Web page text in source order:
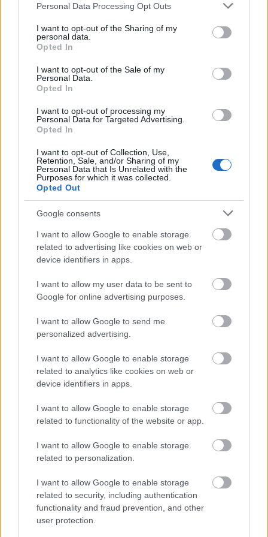
Please note that this website/app uses one or more Google
not limited to your visit or usage behaviour. You may click to
grant or deny consent to Google and its third-party tags to
use your data for below specified purposes in below Google
consent section.
Personal Data Processing Opt Outs
I want to opt-out of the Sharing of my
personal data.
Opted In
I want to opt-out of the Sale of my
Personal Data.
Opted In
I want to opt-out of processing my
Personal Data for Targeted Advertising.
Opted In
I want to opt-out of Collection, Use,
Retention, Sale, and/or Sharing of my
Personal Data that Is Unrelated with the
Purposes for which it was collected.
Opted Out
Google consents
I want to allow Google to enable storage
related to advertising like cookies on web or
device identifiers in apps.
I want to allow my user data to be sent to
Google for online advertising purposes.
I want to allow Google to send me
personalized advertising.
I want to allow Google to enable storage
related to analytics like cookies on web or
device identifiers in apps.
I want to allow Google to enable storage
related to functionality of the website or app.
I want to allow Google to enable storage
related to personalization.
I want to allow Google to enable storage
related to security, including authentication
functionality and fraud prevention, and other
user protection.
De az MSZP se lustult:
Az legújabb lebukott diplomacsaló a Simon nevü
bünöző helyett indított Kunhalmi Ágnes elvtársnő.
Hajráemeszpé!
Gyorgy Nagy
12 éve
Mi az.A CÖF nek elfogyott a pénze hogy EU -s
pénzböl kampányolnak? Ja szombaton a
békemeneteseknek ki kell fizetni a felvonulásra a
2500 ft .
jobbdemokrata
12 éve
: jajaja...2500 a Békemenetelőknek,
persze...És azt hallottad, hogy a ballibek 4000e-t
fizetnek, és még így is kevesebben lesznek? Ráadásul
megzsarolják azokat, akik nem mennek az Opera elé,
azzal, hogy ezentúl őket is nácinak és fasisztának
titulálják? :D
seol
12 éve
@jobbdemokrata:
Négymilliót összesen? Vagy fejenként? Vagy csak a
számokkal akadnak problémáid?
Gyorgy Nagy
12 éve